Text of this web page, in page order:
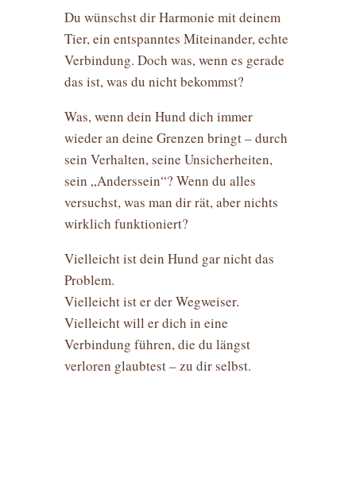
Du wünschst dir Harmonie mit deinem
Tier, ein entspanntes Miteinander, echte
Verbindung. Doch was, wenn es gerade
das ist, was du nicht bekommst?
Was, wenn dein Hund dich immer
wieder an deine Grenzen bringt – durch
sein Verhalten, seine Unsicherheiten,
sein „Anderssein“? Wenn du alles
versuchst, was man dir rät, aber nichts
wirklich funktioniert?
Vielleicht ist dein Hund gar nicht das
Problem.
Vielleicht ist er der Wegweiser.
Vielleicht will er dich in eine
Verbindung führen, die du längst
verloren glaubtest – zu dir selbst.